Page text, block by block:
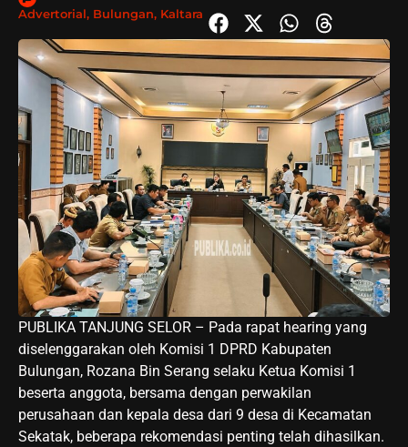
Advertorial, Bulungan, Kaltara
PUBLIKA TANJUNG SELOR – Pada rapat hearing yang
diselenggarakan oleh Komisi 1 DPRD Kabupaten
Bulungan, Rozana Bin Serang selaku Ketua Komisi 1
beserta anggota, bersama dengan perwakilan
perusahaan dan kepala desa dari 9 desa di Kecamatan
Sekatak, beberapa rekomendasi penting telah dihasilkan.